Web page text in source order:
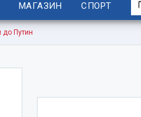
МАГАЗИН СПОРТ
Путин